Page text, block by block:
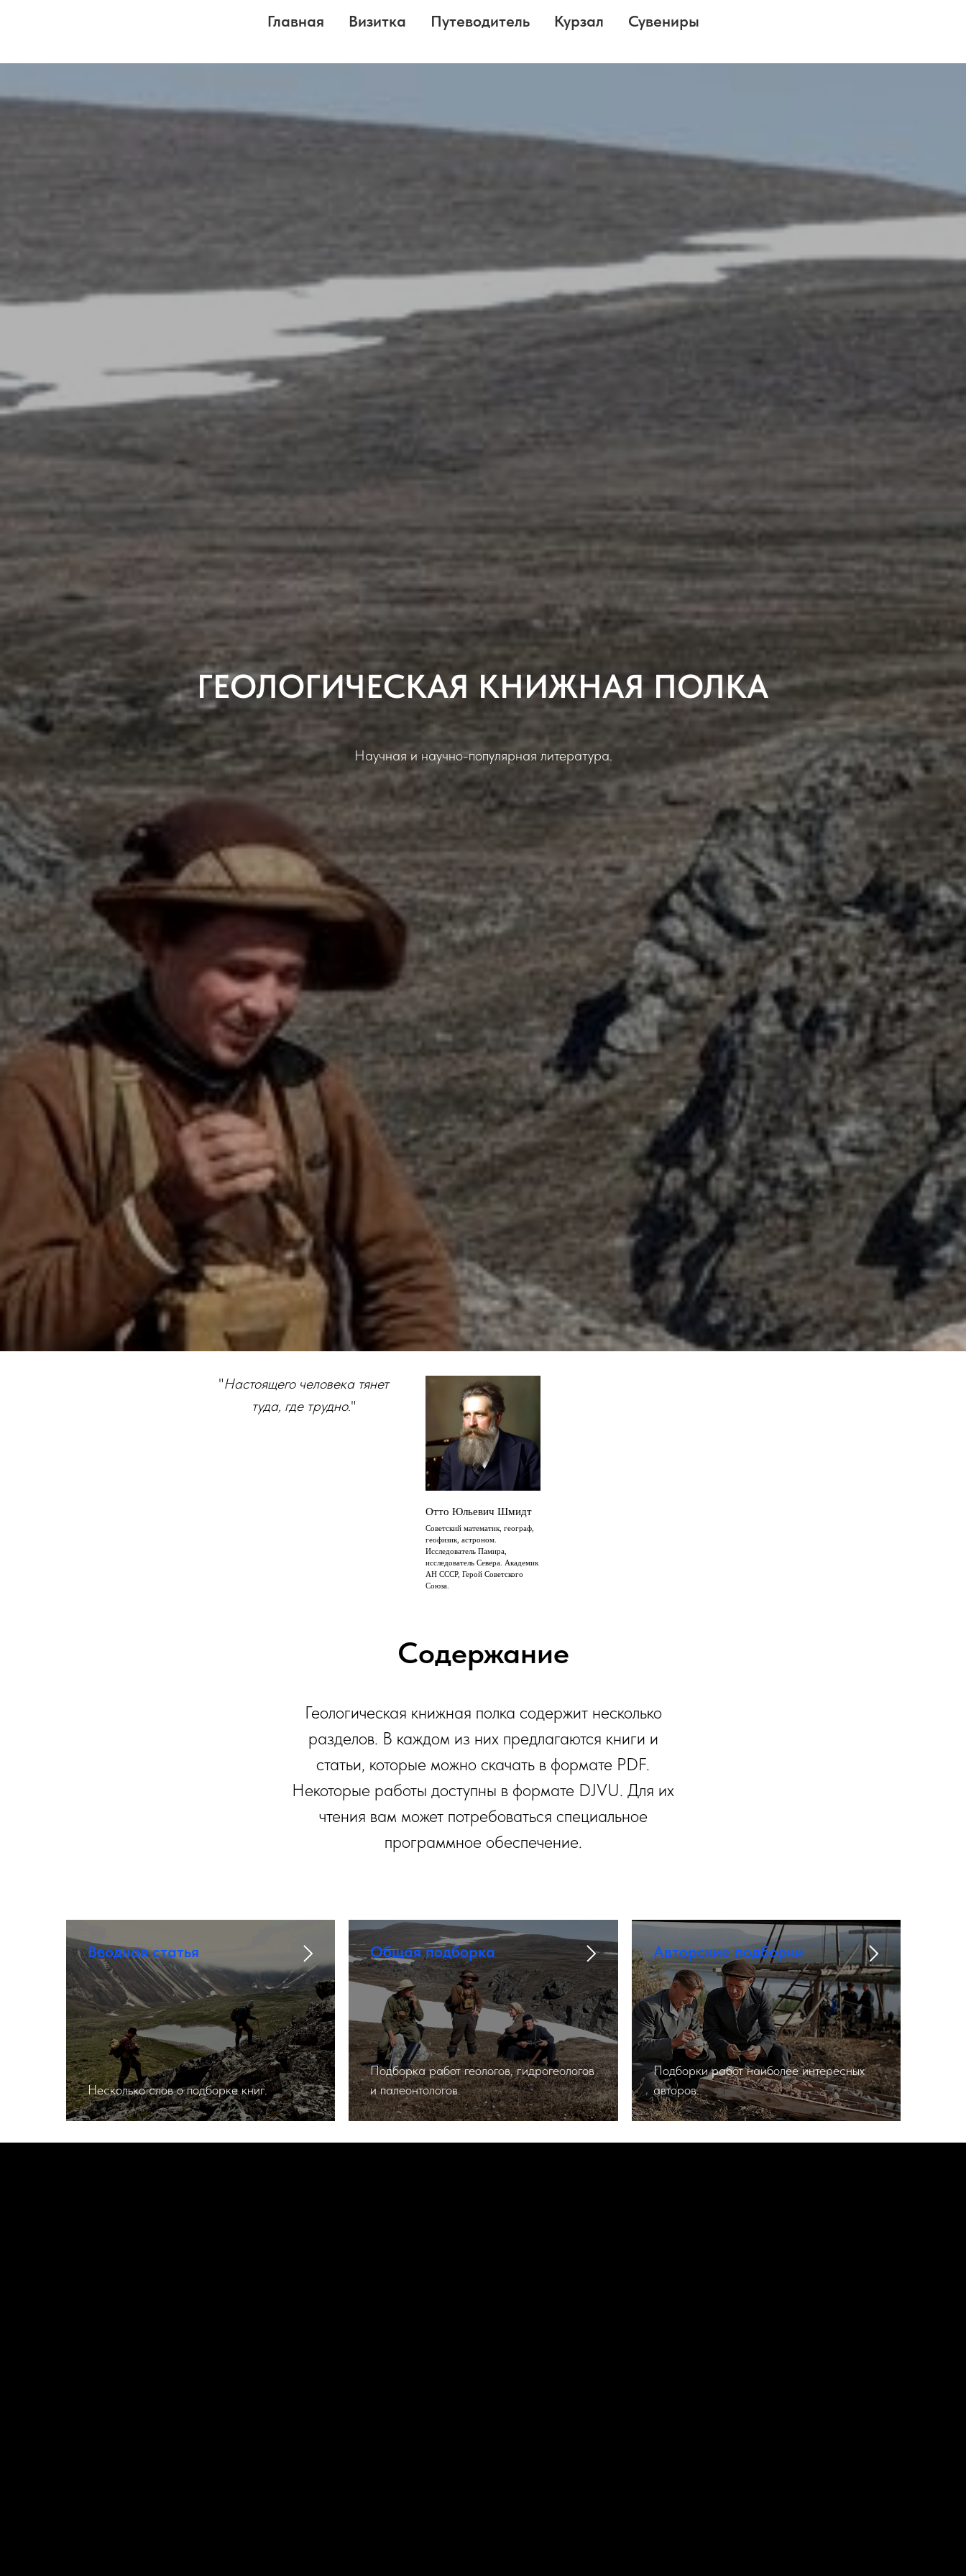
Главная Визитка Путеводитель Курзал Сувениры
ГЕОЛОГИЧЕСКАЯ КНИЖНАЯ ПОЛКА
Научная и научно-популярная литература.
"Настоящего человека тянет
туда, где трудно."
Отто Юльевич Шмидт
Советский математик, географ,
геофизик, астроном.
Исследователь Памира,
исследователь Севера. Академик
АН СССР, Герой Советского
Союза.
Содержание
Геологическая книжная полка содержит несколько
разделов. В каждом из них предлагаются книги и
статьи, которые можно скачать в формате PDF.
Некоторые работы доступны в формате DJVU. Для их
чтения вам может потребоваться специальное
программное обеспечение.
Вводная статья
Несколько слов о подборке книг.
Общая подборка
Подборка работ геологов, гидрогеологов
и палеонтологов.
Авторские подборки
Подборки работ наиболее интересных
авторов.